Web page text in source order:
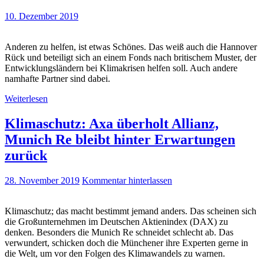
10. Dezember 2019
Anderen zu helfen, ist etwas Schönes. Das weiß auch die Hannover
Rück und beteiligt sich an einem Fonds nach britischem Muster, der
Entwicklungsländern bei Klimakrisen helfen soll. Auch andere
namhafte Partner sind dabei.
Weiterlesen
Klimaschutz: Axa überholt Allianz,
Munich Re bleibt hinter Erwartungen
zurück
28. November 2019 Kommentar hinterlassen
Klimaschutz; das macht bestimmt jemand anders. Das scheinen sich
die Großunternehmen im Deutschen Aktienindex (DAX) zu
denken. Besonders die Munich Re schneidet schlecht ab. Das
verwundert, schicken doch die Münchener ihre Experten gerne in
die Welt, um vor den Folgen des Klimawandels zu warnen.